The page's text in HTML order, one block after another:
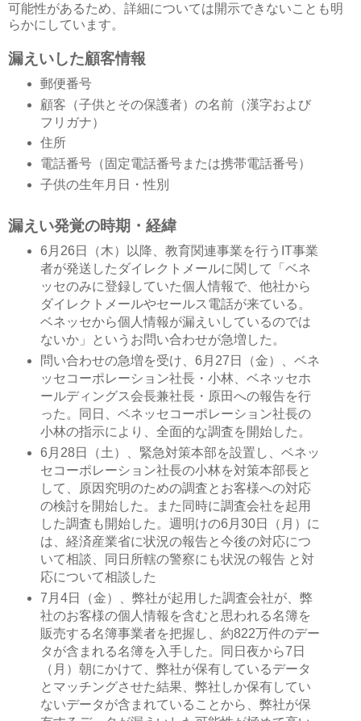
可能性があるため、詳細については開示できないことも明
らかにしています。
漏えいした顧客情報
郵便番号
顧客（子供とその保護者）の名前（漢字および
フリガナ）
住所
電話番号（固定電話番号または携帯電話番号）
子供の生年月日・性別
漏えい発覚の時期・経緯
6月26日（木）以降、教育関連事業を行うIT事業
者が発送したダイレクトメールに関して「ベネ
ッセのみに登録していた個人情報で、他社から
ダイレクトメールやセールス電話が来ている。
ベネッセから個人情報が漏えいしているのでは
ないか」というお問い合わせが急増した。
問い合わせの急増を受け、6月27日（金）、ベネ
ッセコーポレーション社長・小林、ベネッセホ
ールディングス会長兼社長・原田への報告を行
った。同日、ベネッセコーポレーション社長の
小林の指示により、全面的な調査を開始した。
6月28日（土）、緊急対策本部を設置し、ベネッ
セコーポレーション社長の小林を対策本部長と
して、原因究明のための調査とお客様への対応
の検討を開始した。また同時に調査会社を起用
した調査も開始した。週明けの6月30日（月）に
は、経済産業省に状況の報告と今後の対応につ
いて相談、同日所轄の警察にも状況の報告 と対
応について相談した
7月4日（金）、弊社が起用した調査会社が、弊
社のお客様の個人情報を含むと思われる名簿を
販売する名簿事業者を把握し、約822万件のデー
タが含まれる名簿を入手した。同日夜から7日
（月）朝にかけて、弊社が保有しているデータ
とマッチングさせた結果、弊社しか保有してい
ないデータが含まれていることから、弊社が保